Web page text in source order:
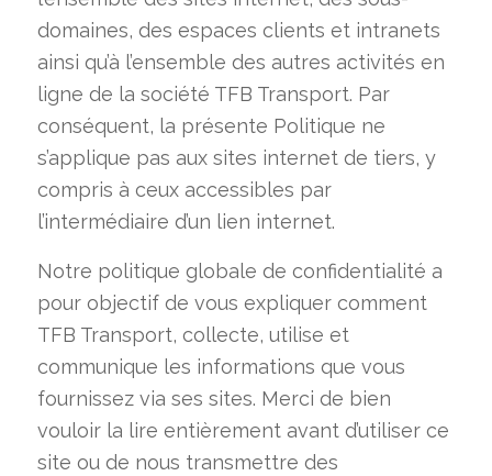
domaines, des espaces clients et intranets
ainsi qu’à l’ensemble des autres activités en
ligne de la société TFB Transport. Par
conséquent, la présente Politique ne
s’applique pas aux sites internet de tiers, y
compris à ceux accessibles par
l’intermédiaire d’un lien internet.
Notre politique globale de confidentialité a
pour objectif de vous expliquer comment
TFB Transport, collecte, utilise et
communique les informations que vous
fournissez via ses sites. Merci de bien
vouloir la lire entièrement avant d’utiliser ce
site ou de nous transmettre des